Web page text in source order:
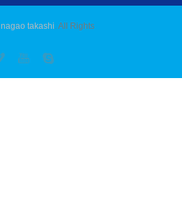
nagao takashi. All Rights